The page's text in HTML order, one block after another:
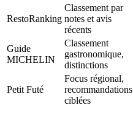
RestoRanking
Classement par
notes et avis
récents
Guide
MICHELIN
Classement
gastronomique,
distinctions
Petit Futé
Focus régional,
recommandations
ciblées